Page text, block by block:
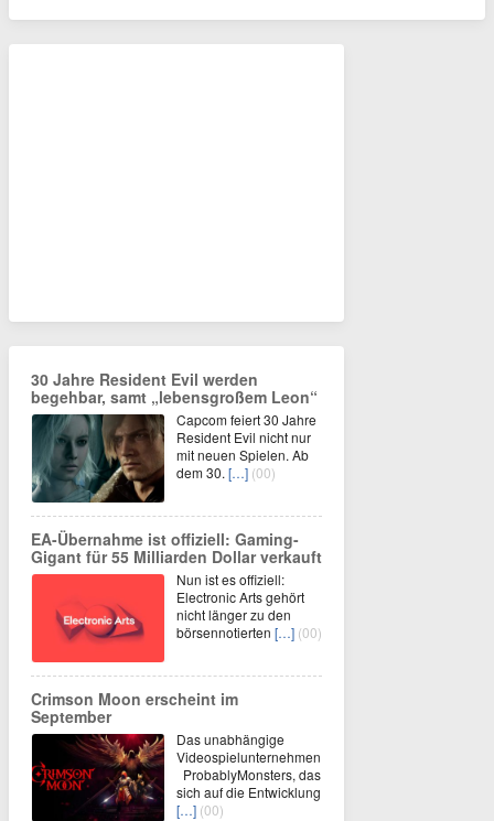
30 Jahre Resident Evil werden
begehbar, samt „lebensgroßem Leon“
Capcom feiert 30 Jahre
Resident Evil nicht nur
mit neuen Spielen. Ab
dem 30. […] (00)
EA-Übernahme ist offiziell: Gaming-
Gigant für 55 Milliarden Dollar verkauft
Nun ist es offiziell:
Electronic Arts gehört
nicht länger zu den
börsennotierten […] (00)
Crimson Moon erscheint im
September
Das unabhängige
Videospielunternehmen
ProbablyMonsters, das
sich auf die Entwicklung
[…] (00)